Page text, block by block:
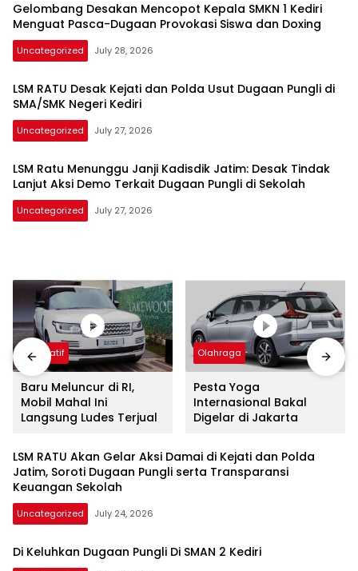
Gelombang Desakan Mencopot Kepala SMKN 1 Kediri
Menguat Pasca-Dugaan Provokasi Siswa dan Doxing
Uncategorized July 28, 2026
LSM RATU Desak Kejati dan Polda Usut Dugaan Pungli di
SMA/SMK Negeri Kediri
Uncategorized July 27, 2026
LSM Ratu Menunggu Janji Kadisdik Jatim: Desak Tindak
Lanjut Aksi Demo Terkait Dugaan Pungli di Sekolah
Uncategorized July 27, 2026
Otomatif
Baru Meluncur di RI,
Mobil Mahal Ini
Langsung Ludes Terjual
Olahraga
Pesta Yoga
Internasional Bakal
Digelar di Jakarta
LSM RATU Akan Gelar Aksi Damai di Kejati dan Polda
Jatim, Soroti Dugaan Pungli serta Transparansi
Keuangan Sekolah
Uncategorized July 24, 2026
Di Keluhkan Dugaan Pungli Di SMAN 2 Kediri